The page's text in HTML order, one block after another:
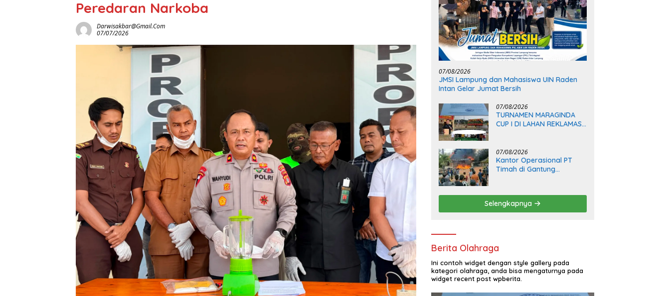
Peredaran Narkoba
Darwisakbar@gmail.com
07/07/2026
07/08/2026
JMSI Lampung dan Mahasiswa UIN Raden
Intan Gelar Jumat Bersih
07/08/2026
TURNAMEN MARAGINDA
CUP I DI LAHAN REKLAMASI
KLARIFIKASI
07/08/2026
Kantor Operasional PT
Timah di Gantung
Penjualan Pasir Timah
Diduga Jadi Pemicu
Selengkapnya
Berita Olahraga
Ini contoh widget dengan style gallery pada
kategori olahraga, anda bisa mengaturnya pada
widget recent post wpberita.